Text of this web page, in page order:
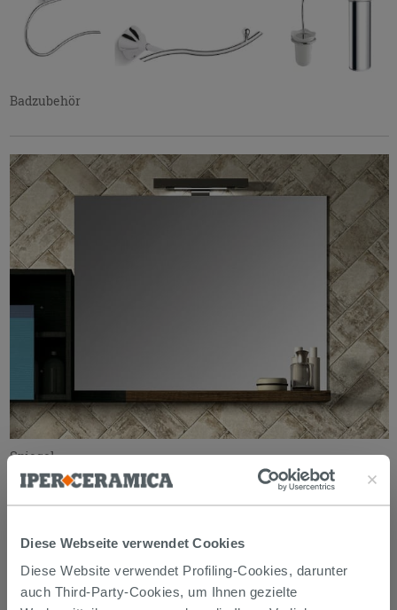
Diese Webseite verwendet Cookies
Diese Website verwendet Profiling-Cookies, darunter
auch Third-Party-Cookies, um Ihnen gezielte
Badzubehör
Spiegel